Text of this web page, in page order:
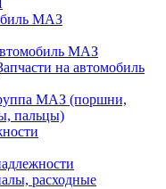
МАЗ
МАЗ
на автомобиль
МАЗ (поршни,
пальцы)
расходные